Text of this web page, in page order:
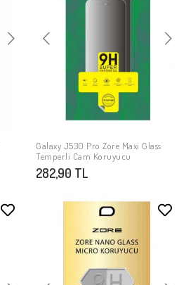
SEPETE EKLE
Galaxy J530 Pro Zore Maxi Glass
Temperli Cam Koruyucu
282,90 TL